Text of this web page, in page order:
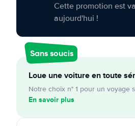
Cette promotion est
aujourd'hui !
Sans soucis
Loue une voiture en toute
Notre choix n° 1 pour un voyage
En savoir plus